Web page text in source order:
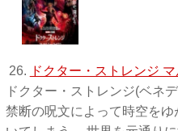
26. ドクター・ストレンジ
ドクター・ストレンジ(ベネ
禁断の呪文によって時空を